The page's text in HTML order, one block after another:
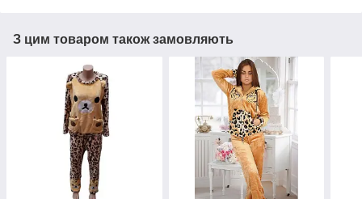
З цим товаром також замовляють